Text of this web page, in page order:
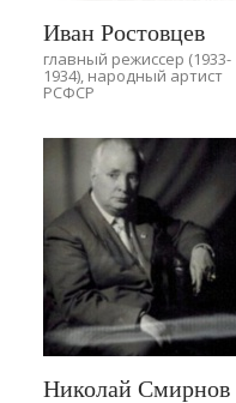
Иван Ростовцев
главный режиссер (1933-
1934), народный артист
РСФСР
Николай Смирнов